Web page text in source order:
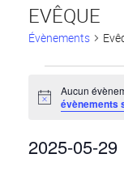
EVÊQUE
Évènements
FOR
29
Notice
Aucun
évènements
2025-05-29